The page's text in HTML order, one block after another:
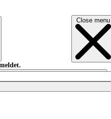
Close menu
Anmelden